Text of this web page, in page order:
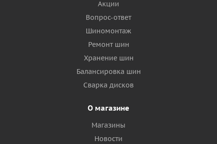
Акции
Вопрос-ответ
Шиномонтаж
Ремонт шин
Хранение шин
Балансировка шин
Сварка дисков
О магазине
Магазины
Новости